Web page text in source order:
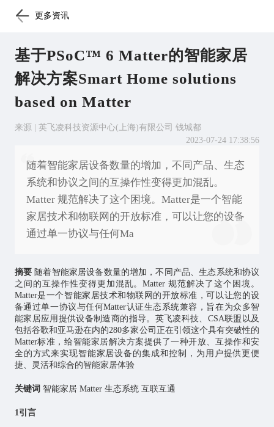
更多资讯
基于PSoC™ 6 Matter的智能家居
解决方案Smart Home solutions
based on Matter
来源 | 英飞凌科技资源中心(上海)有限公司 钱城都
2023-07-24 17:38:56
随着智能家居设备数量的增加，不同产品、生态
系统和协议之间的互操作性变得更加混乱。
Matter 规范解决了这个困境。Matter是一个智能
家居技术和物联网的开放标准，可以让您的设备
通过单一协议与任何Ma
摘要 随着智能家居设备数量的增加，不同产品、生态系统和协议
之间的互操作性变得更加混乱。Matter 规范解决了这个困境。
Matter是一个智能家居技术和 物联网 的开放标准，可以让您的设
备通过单一协议与任何Matter认证生态系统兼容，旨在为众多智
能家居应用提供设备制造商的指导。英飞凌科技、CSA联盟以及
包括谷歌和亚马逊在内的280多家公司正在引领这个具有突破性的
Matter标准，给智能家居解决方案提供了一种开放、互操作和安
全的方式来实现智能家居设备的集成和控制，为用户提供更便
捷、灵活和综合的智能家居体验
关键词 智能家居 Matter 生态系统 互联互通
1引言